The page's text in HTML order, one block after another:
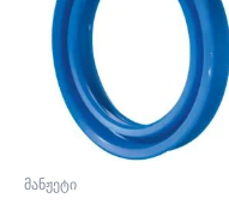
მანჟეტი